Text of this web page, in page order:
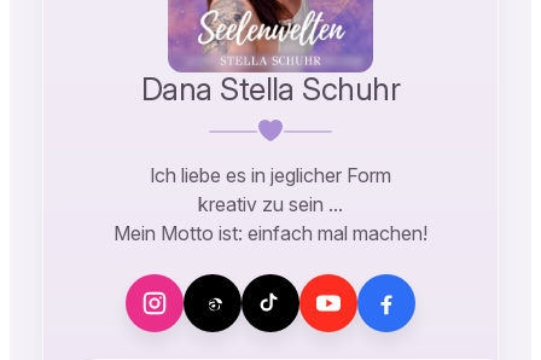
Dana Stella Schuhr
Ich liebe es in jeglicher Form
kreativ zu sein …
Mein Motto ist: einfach mal machen!